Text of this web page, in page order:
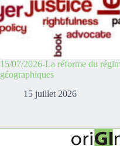
15/07/2026-La réforme du
géographiques
15 juillet 2026